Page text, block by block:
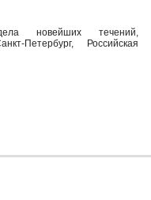
новейших течений,
Петербург, Российская